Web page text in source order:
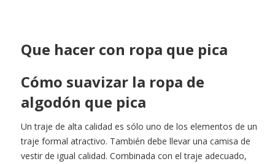
Que hacer con ropa que pica
Cómo suavizar la ropa de
algodón que pica
Un traje de alta calidad es sólo uno de los elementos de un
traje formal atractivo. También debe llevar una camisa de
vestir de igual calidad. Combinada con el traje adecuado,